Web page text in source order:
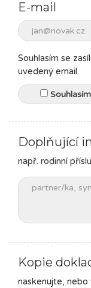
E-mail
Souhlasím se
uvedený email.
Souhlasím
Doplňující
např. rodinní
Kopie
naskenujte,